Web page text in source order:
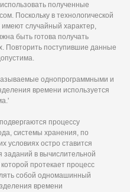
полученные
Поскольку в технологической
случайный характер,
быть готова получать
Повторить поступившие данные
однопрограммными и
времени используется
процессу
системы хранения, по
условиях остро ставится
в вычислительной
протекает процесс
собой одномашинный
времени